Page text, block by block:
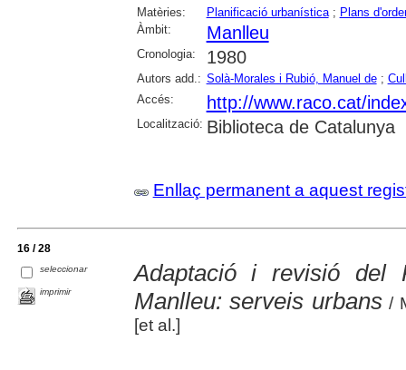
Matèries: Planificació urbanística; Plans
Àmbit:
Manlleu
Cronologia: 1980
Autors add.: Solà-Morales i Rubió, Manuel de;
Accés:
http://www.raco.cat/
Localització: Biblioteca de Catalunya
Enllaç permanent a aquest
16 / 28
seleccionar
imprimir
Adaptació i revisió del
Manlleu: serveis urbans /
[et al.]